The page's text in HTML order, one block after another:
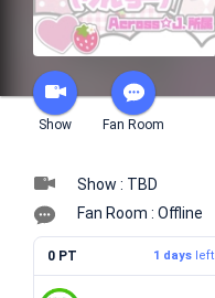
Show Fan Room
Show : TBD
Fan Room : Offline
0 PT 1 daysleft